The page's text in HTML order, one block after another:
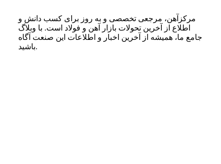
مرکزآهن، مرجعی تخصصی و به روز برای کسب دانش و
اطلاع از آخرین تحولات بازار آهن و فولاد است. با وبلاگ
جامع ما، همیشه از آخرین اخبار و اطلاعات این صنعت آگاه
باشید.